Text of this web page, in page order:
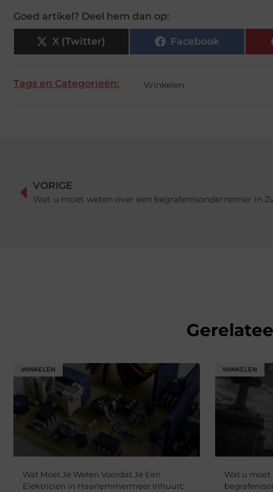
Goed artikel? Deel hem dan op:
X (Twitter) Facebook
Tags en Categorieën: Winkelen
VORIGE
Wat u moet weten over een begrafenisondernemer in
WINKELEN
Wat Moet Je Weten Voordat Je Een
Elektricien in Haarlemmermeer Inhuurt:
WINKELEN
Wat u moet